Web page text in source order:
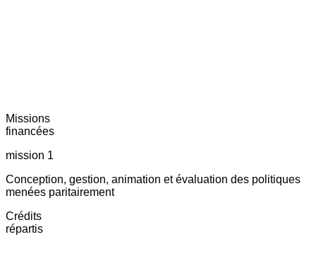
Missions
financées
mission 1
Conception, gestion, animation et évaluation des politiques
menées paritairement
Crédits
répartis